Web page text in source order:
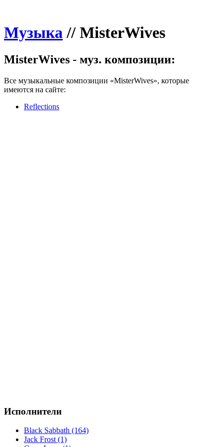
Музыка// MisterWives
MisterWives - муз. композиции:
Все музыкальные композиции «MisterWives», которые
имеются на сайте:
Reflections
Исполнители
Black Sabbath (164)
Jack Frost (1)